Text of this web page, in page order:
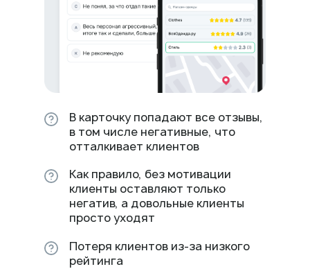
В карточку попадают все отзывы,
в том числе негативные, что
отталкивает клиентов
Как правило, без мотивации
клиенты оставляют только
негатив, а довольные клиенты
просто уходят
Потеря клиентов из-за низкого
рейтинга